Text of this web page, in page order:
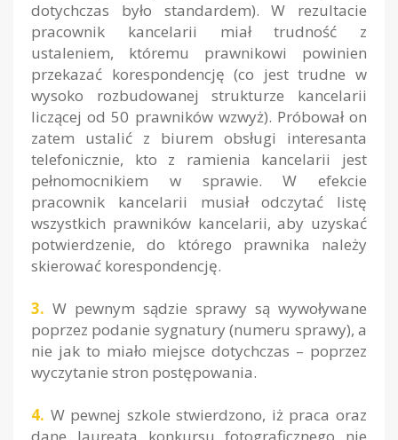
dotychczas było standardem). W rezultacie
pracownik kancelarii miał trudność z
ustaleniem, któremu prawnikowi powinien
przekazać korespondencję (co jest trudne w
wysoko rozbudowanej strukturze kancelarii
liczącej od 50 prawników wzwyż). Próbował on
zatem ustalić z biurem obsługi interesanta
telefonicznie, kto z ramienia kancelarii jest
pełnomocnikiem w sprawie. W efekcie
pracownik kancelarii musiał odczytać listę
wszystkich prawników kancelarii, aby uzyskać
potwierdzenie, do którego prawnika należy
skierować korespondencję.
3. W pewnym sądzie sprawy są wywoływane
poprzez podanie sygnatury (numeru sprawy), a
nie jak to miało miejsce dotychczas – poprzez
wyczytanie stron postępowania.
4. W pewnej szkole stwierdzono, iż praca oraz